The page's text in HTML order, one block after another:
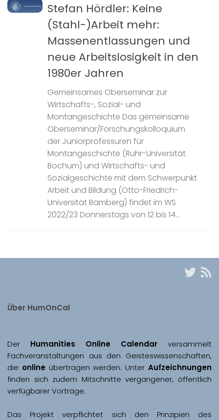
Stefan Hördler: Keine
(Stahl-)Arbeit mehr:
Massenentlassungen und
neue Arbeitslosigkeit in den
1980er Jahren
Gemeinsames Oberseminar zur
Wirtschafts-, Sozial- und
Montangeschichte Das gemeinsame
Oberseminar/Forschungskolloquium
der Juniorprofessuren für
Montangeschichte (Ruhr-Universität
Bochum) und Wirtschafts- und
Sozialgeschichte mit dem Schwerpunkt
Arbeit und Bildung (Otto-Friedrich-
Universität Bamberg) findet im WS
2022/23 Donnerstags von 12 bis 14...
Über HumOnCal
Der Humanities Online Calendar versammelt
Fachveranstaltungen aus den Geisteswissenschaften,
die online übertragen werden. Unter Aufzeichnungen
finden sich zudem Mitschnitte vergangener, öffentlich
Das Projekt verpflichtet sich den Prinzipien des